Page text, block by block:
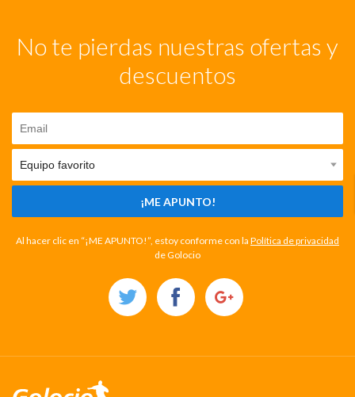
No te pierdas nuestras ofertas y
descuentos
¡ME APUNTO!
Al hacer clic en “¡ME APUNTO!”, estoy conforme con la Política de privacidad
de Golocio